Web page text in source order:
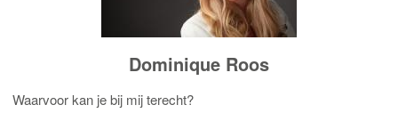
Dominique Roos
Waarvoor kan je bij mij terecht?